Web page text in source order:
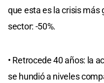
que esta es la crisis más
sector: -50%.
• Retrocede 40 años: la
se hundió a niveles